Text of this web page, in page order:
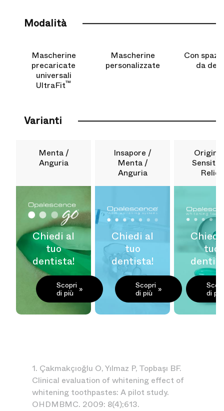
Modalità
Mascherine
precaricate
universali
UltraFit™
Mascherine
personalizzate
Con
da
Varianti
Menta /
Anguria
Insapore /
Menta /
Anguria
Relief
Chiedi al
tuo
dentista!
Scopri
di più
Chiedi al
tuo
dentista!
Scopri
di più
Chiedi
tuo
di più
1. Çakmakçıoğlu O, Yılmaz P, Topbaşı BF.
Clinical evaluation of whitening effect of
whitening toothpastes: A pilot study.
OHDMBMC. 2009: 8(4);613.